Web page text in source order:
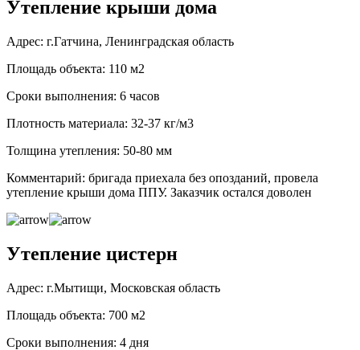
Утепление крыши дома
Адрес: г.Гатчина, Ленинградская область
Площадь объекта: 110 м2
Сроки выполнения: 6 часов
Плотность материала: 32-37 кг/м3
Толщина утепления: 50-80 мм
Комментарий: бригада приехала без опозданий, провела
утепление крыши дома ППУ. Заказчик остался доволен
Утепление цистерн
Адрес: г.Мытищи, Московская область
Площадь объекта: 700 м2
Сроки выполнения: 4 дня